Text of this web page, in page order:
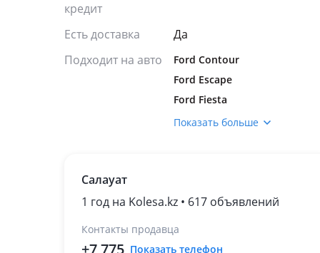
кредит
Есть доставка
Да
Подходит на авто
Ford Contour
Ford Escape
Ford Fiesta
Ford Focus
Показать больше
Салауат
1 год на Kolesa.kz • 617 объявлений
Контакты продавца
+7 775 Показать телефон